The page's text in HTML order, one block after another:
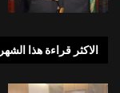
الاكثر قراءة هذا الشهر